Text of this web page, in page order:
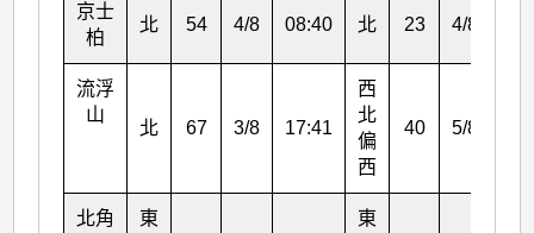
京士
柏
北 54 4/8 08:40 北 23 4/8
流浮
山
北 67 3/8 17:41
西
北
偏
西
40 5/8
北角
東
東